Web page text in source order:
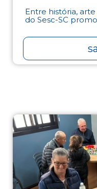
Entre história,
do Sesc-SC